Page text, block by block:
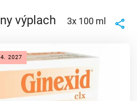
výplach 3x 100 ml
4. 2027